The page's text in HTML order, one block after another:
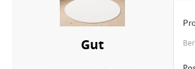
Gut